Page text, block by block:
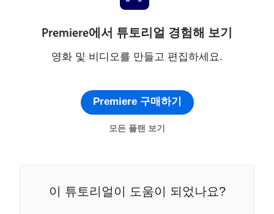
Premiere에서 튜토리얼 경험해 보기
영화 및 비디오를 만들고 편집하세요.
Premiere 구매하기
모든 플랜 보기
이 튜토리얼이 도움이 되었나요?